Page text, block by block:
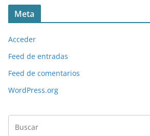
Meta
Acceder
Feed de entradas
Feed de comentarios
WordPress.org